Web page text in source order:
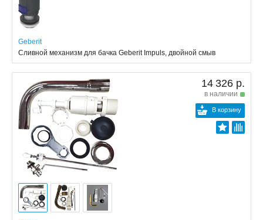
Geberit
Сливной механизм для бачка Geberit Impuls, двойной смыв
14 326 р.
в наличии
В корзину